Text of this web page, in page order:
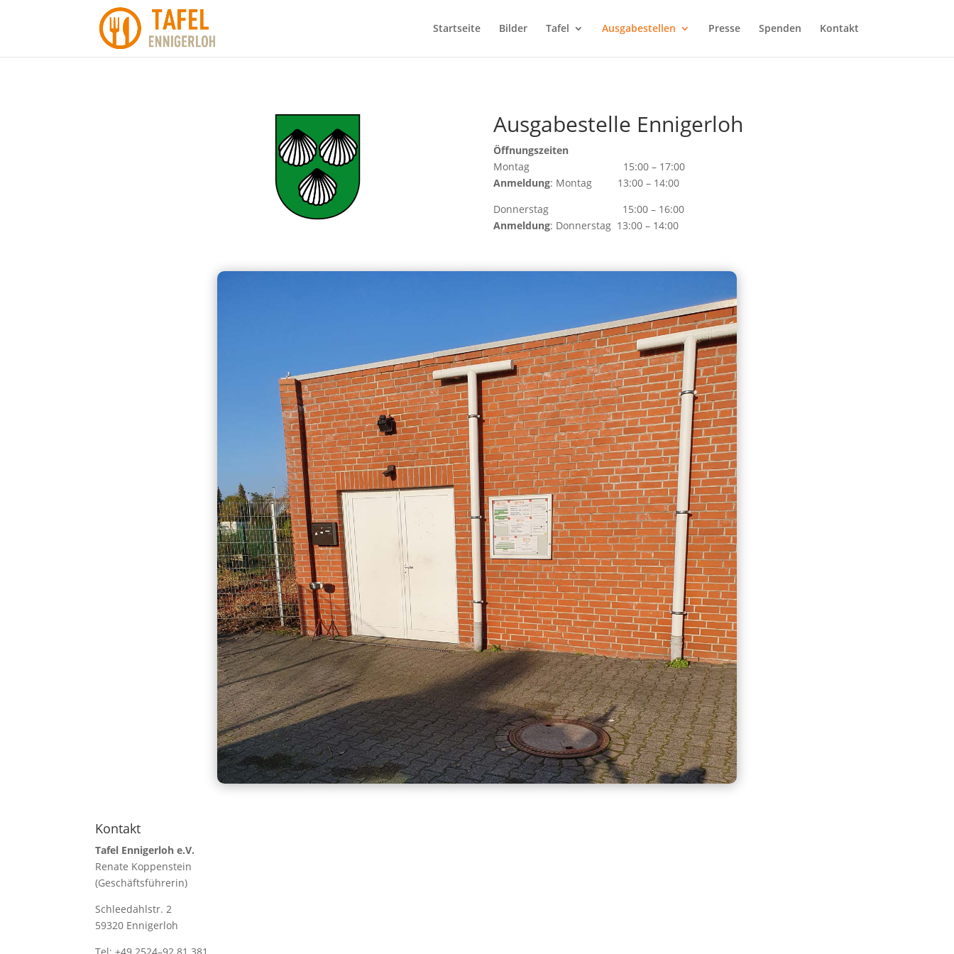
Startseite Bilder Tafel Ausgabestellen Presse Spenden Kontakt
Ausgabestelle Ennigerloh
Öffnungszeiten
Montag 15:00 – 17:00
Anmeldung: Montag 13:00 – 14:00
Donnerstag 15:00 – 16:00
Anmeldung: Donnerstag 13:00 – 14:00
Kontakt
Tafel Ennigerloh e.V.
Renate Koppenstein
(Geschäftsführerin)
Schleedahlstr. 2
59320 Ennigerloh